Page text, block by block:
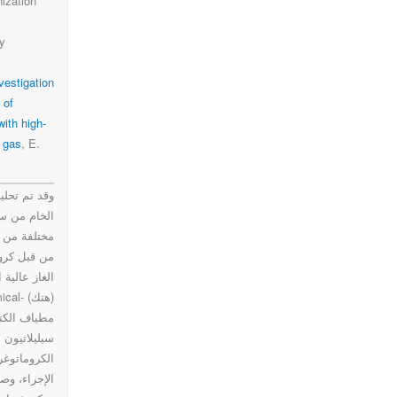
gas
and
high-
of
high-
, E.
وقد تم
الخام من
مختلفة
من قبل
الغاز
مطياف
الإجراء،